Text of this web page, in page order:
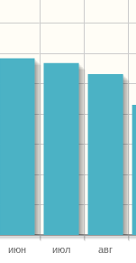
июн июл авг